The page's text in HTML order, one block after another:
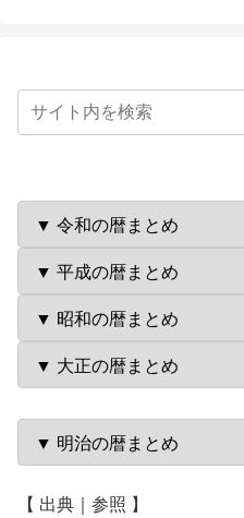
【 出典｜参照 】